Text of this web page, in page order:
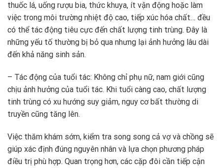
thuốc lá, uống rượu bia, thức khuya, ít vận động hoặc làm
việc trong môi trường nhiệt độ cao, tiếp xúc hóa chất… đều
có thể tác động tiêu cực đến chất lượng tinh trùng. Đây là
những yếu tố thường bị bỏ qua nhưng lại ảnh hưởng lâu dài
đến khả năng sinh sản.
– Tác động của tuổi tác: Không chỉ phụ nữ, nam giới cũng
chịu ảnh hưởng của tuổi tác. Khi tuổi càng cao, chất lượng
tinh trùng có xu hướng suy giảm, nguy cơ bất thường di
truyền cũng tăng lên.
Việc thăm khám sớm, kiểm tra song song cả vợ và chồng sẽ
giúp xác định đúng nguyên nhân và lựa chọn phương pháp
điều trị phù hợp. Quan trọng hơn, các cặp đôi cần tiếp cận